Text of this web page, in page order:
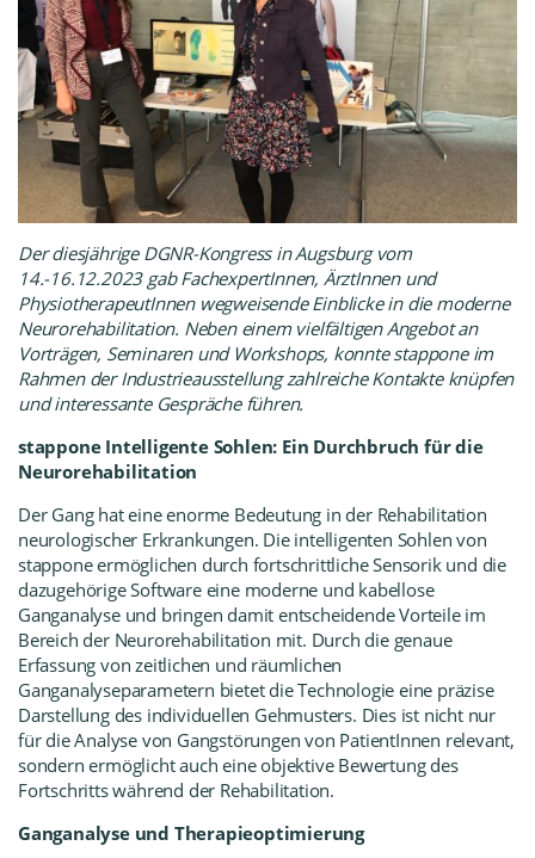
Der diesjährige DGNR-Kongressin Augsburg vom
14.-16.12.2023 gab FachexpertInnen, ÄrztInnen und
PhysiotherapeutInnen wegweisende Einblicke in die moderne
Neurorehabilitation. Neben einem vielfältigen Angebot an
Vorträgen, Seminaren und Workshops, konnte stappone im
Rahmen der Industrieausstellung zahlreiche Kontakte knüpfen
und interessante Gespräche führen.
stappone Intelligente Sohlen: Ein Durchbruch für die
Neurorehabilitation
Der Gang hat eine enorme Bedeutung in der Rehabilitation
neurologischer Erkrankungen. Die intelligenten Sohlen von
stappone ermöglichen durch fortschrittliche Sensorik und die
dazugehörige Software eine moderne und kabellose
Ganganalyse und bringen damit entscheidende Vorteile im
Bereich der Neurorehabilitation mit. Durch die genaue
Erfassung von zeitlichen und räumlichen
Ganganalyseparametern bietet die Technologie eine präzise
Darstellung des individuellen Gehmusters. Dies ist nicht nur
für die Analyse von Gangstörungen von PatientInnen relevant,
sondern ermöglicht auch eine objektive Bewertung des
Fortschritts während der Rehabilitation.
Ganganalyse und Therapieoptimierung